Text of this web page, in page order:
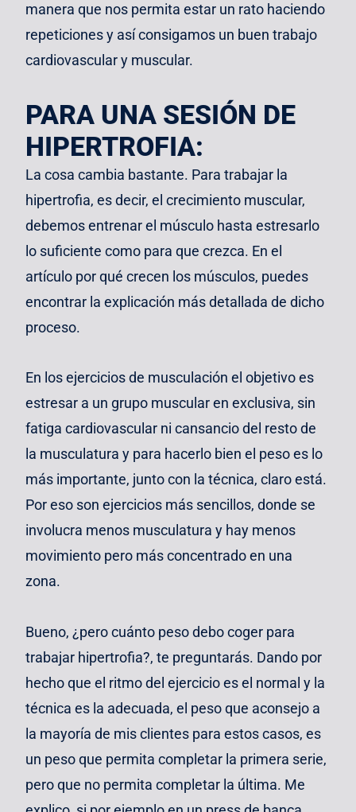
manera que nos permita estar un rato haciendo
repeticiones y así consigamos un buen trabajo
cardiovascular y muscular.
PARA UNA SESIÓN DE
HIPERTROFIA:
La cosa cambia bastante. Paratrabajar la
hipertrofia, es decir, el crecimiento muscular,
debemos entrenar el músculo hasta estresarlo
lo suficiente como para que crezca. En el
artículo por qué crecen los músculos, puedes
encontrar la explicación más detallada de dicho
proceso.
En los ejercicios de musculación el objetivo es
estresar a un grupo muscular en exclusiva, sin
fatiga cardiovascular ni cansancio del resto de
la musculatura y para hacerlo bien el peso es lo
más importante, junto con la técnica, claro está.
Por eso son ejercicios más sencillos, donde se
involucra menos musculatura y hay menos
movimiento pero más concentrado en una
zona.
Bueno, ¿pero cuánto peso debo coger para
trabajar hipertrofia?, te preguntarás. Dando por
hecho que el ritmo del ejercicio es el normal y la
técnica es la adecuada, el peso que aconsejo a
la mayoría de mis clientes para estos casos, es
un peso que permita completar la primera serie,
pero que no permita completar la última. Me